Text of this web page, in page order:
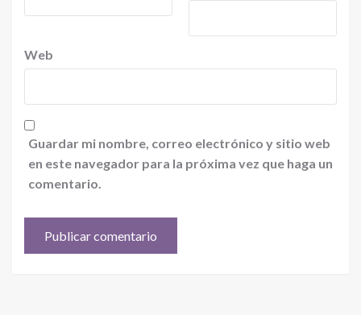
Web
Guardar mi nombre, correo electrónico y sitio web
en este navegador para la próxima vez que haga un
comentario.